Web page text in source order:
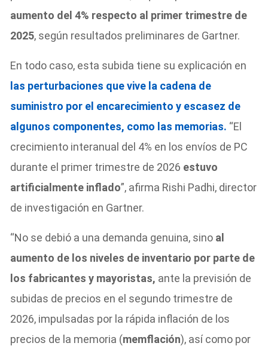
aumento del 4% respecto al primer trimestre de
2025, según resultados preliminares de Gartner.
En todo caso, esta subida tiene su explicación en
las perturbaciones que vive la cadena de
suministro por el encarecimiento y escasez de
algunos componentes, como las memorias. “El
crecimiento interanual del 4% en los envíos de PC
durante el primer trimestre de 2026 estuvo
artificialmente inflado”, afirma Rishi Padhi, director
de investigación en Gartner.
“No se debió a una demanda genuina, sino al
aumento de los niveles de inventario por parte de
los fabricantes y mayoristas, ante la previsión de
subidas de precios en el segundo trimestre de
2026, impulsadas por la rápida inflación de los
precios de la memoria (memflación), así como por